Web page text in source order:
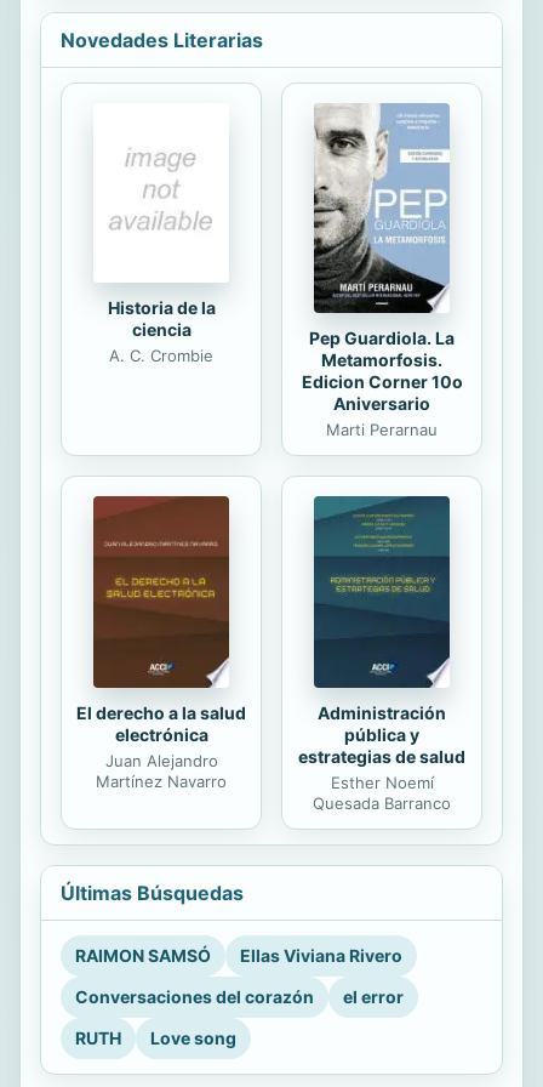
investigación...
sus impuestos, cómo financiar la
educación de sus hijos y mucho más.
incluido numerosos recursos para
encontrar ayuda financiera bilingüe.
Novedades Literarias
Historia de la
ciencia
A. C. Crombie
Pep Guardiola. La
Metamorfosis.
Edicion Corner 10o
Aniversario
Marti Perarnau
El derecho a la salud
electrónica
Juan Alejandro
Martínez Navarro
Administración
pública y
estrategias de salud
Esther Noemí
Quesada Barranco
Últimas Búsquedas
RAIMON SAMSÓ
Ellas Viviana Rivero
Conversaciones del corazón
el error
RUTH
Love song